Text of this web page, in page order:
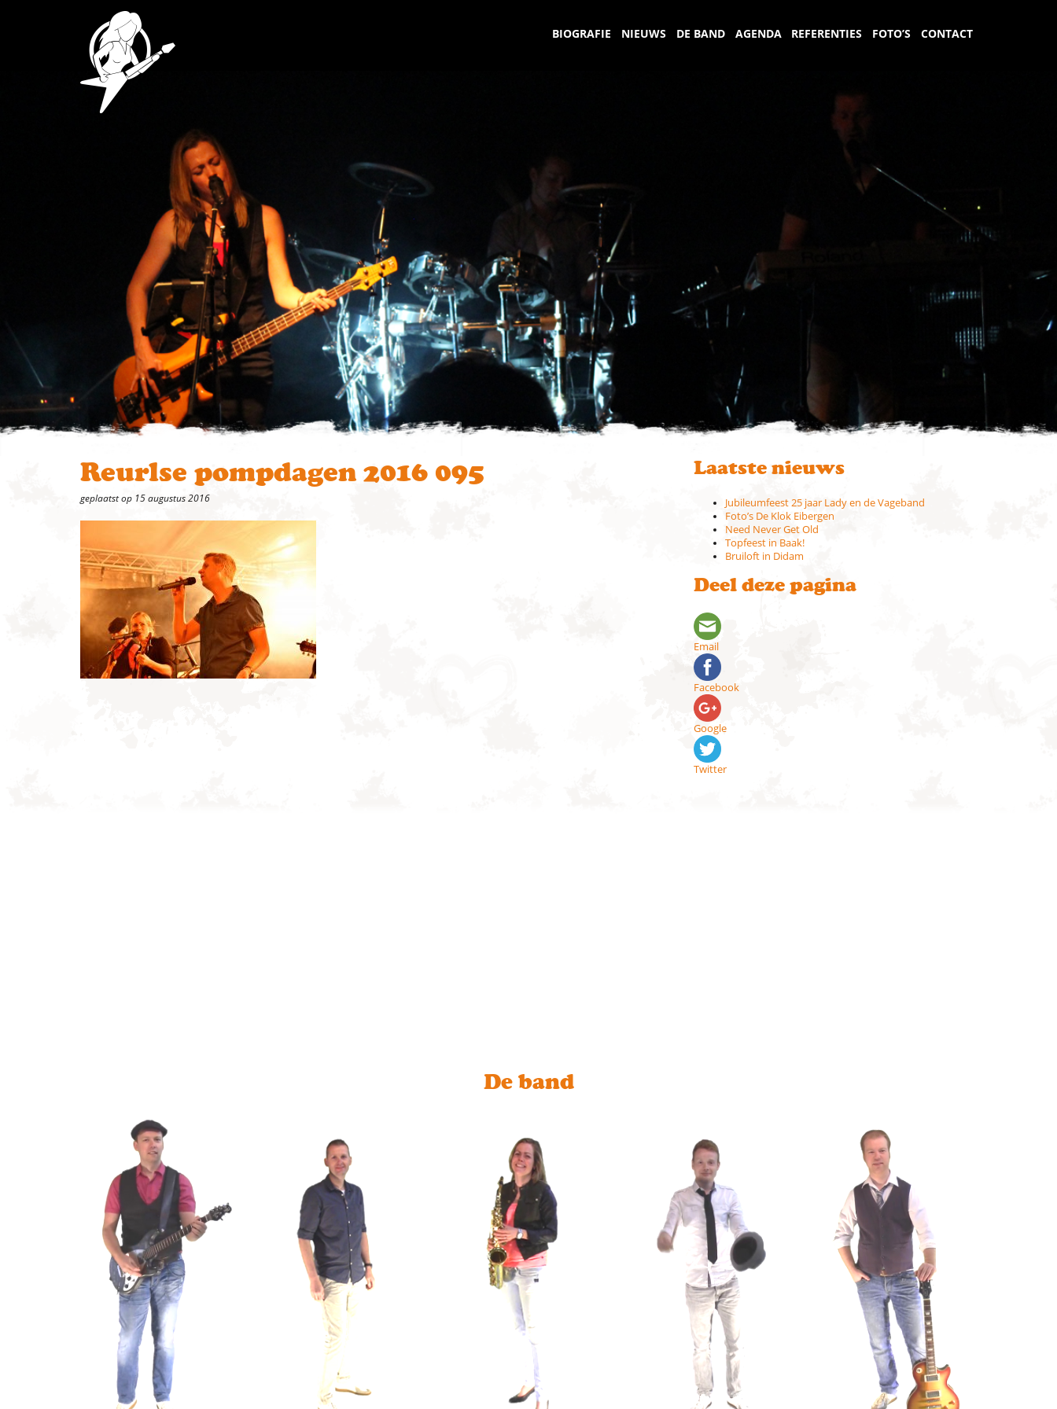
BIOGRAFIE NIEUWS DE BAND AGENDA REFERENTIES FOTO’S CONTACT
Reurlse pompdagen 2016 095
geplaatst op 15 augustus 2016
Laatste nieuws
Jubileumfeest 25 jaar Lady en de Vageband
Foto’s De Klok Eibergen
Need Never Get Old
Topfeest in Baak!
Bruiloft in Didam
Deel deze pagina
Email
Facebook
Google
Twitter
De band